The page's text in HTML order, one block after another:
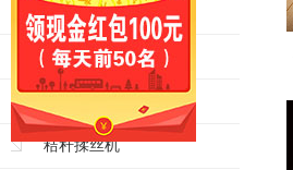
大型铡草机
玉米秸秆铡草机
秸秆揉丝机